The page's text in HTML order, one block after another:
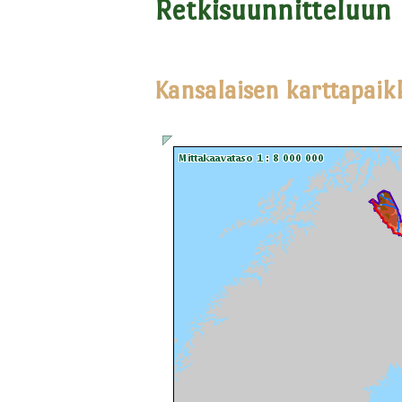
Retkisuunnitteluun
Kansalaisen